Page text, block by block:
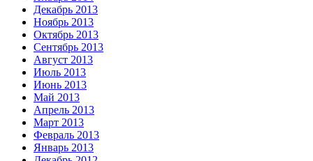
Декабрь 2013
Ноябрь 2013
Октябрь 2013
Сентябрь 2013
Август 2013
Июль 2013
Июнь 2013
Май 2013
Апрель 2013
Март 2013
Февраль 2013
Январь 2013